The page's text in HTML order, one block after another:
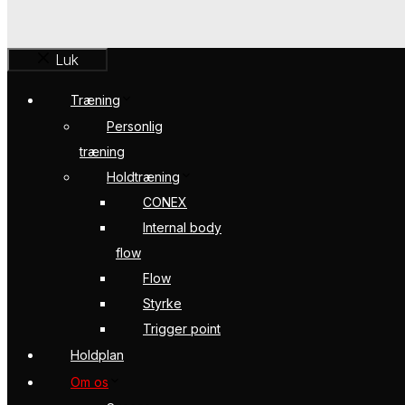
Luk
Træning
Personlig
træning
Holdtræning
CONEX
Internal body
flow
Flow
Styrke
Trigger point
Holdplan
Om os